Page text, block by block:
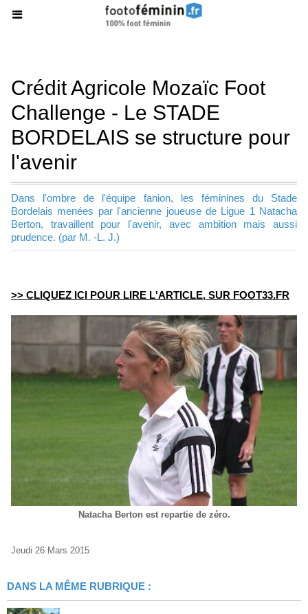
Crédit Agricole Mozaïc Foot
Challenge - Le STADE
BORDELAIS se structure pour
l'avenir
Dans l'ombre de l'équipe fanion, les féminines du Stade
Bordelais menées par l'ancienne joueuse de Ligue 1 Natacha
Berton, travaillent pour l'avenir, avec ambition mais aussi
prudence. (par M. -L. J.)
>> CLIQUEZ ICI POUR LIRE L'ARTICLE, SUR FOOT33.FR
Natacha Berton est repartie de zéro.
Jeudi 26 Mars 2015
DANS LA MÊME RUBRIQUE :